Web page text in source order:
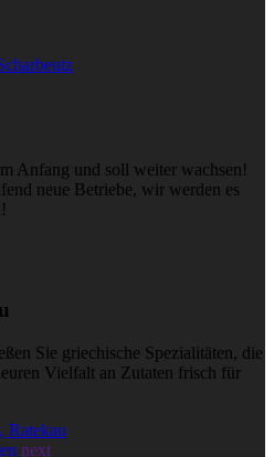
Anfang und soll weiter wachsen!
neue Betriebe, wir werden es
Sie griechische Spezialitäten, die
Vielfalt an Zutaten frisch für
Ratekau
next